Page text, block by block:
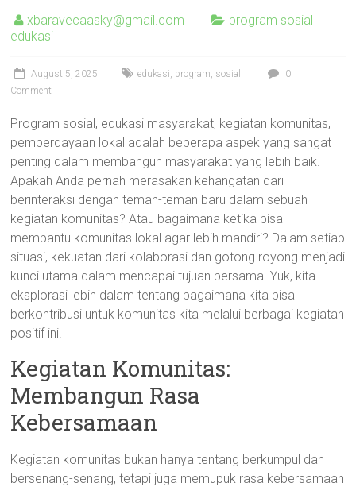
xbaravecaasky@gmail.com
program sosial
edukasi
August 5, 2025 edukasi, program, sosial
0
Comment
Program sosial, edukasi masyarakat, kegiatan komunitas,
pemberdayaan lokal adalah beberapa aspek yang sangat
penting dalam membangun masyarakat yang lebih baik.
Apakah Anda pernah merasakan kehangatan dari
berinteraksi dengan teman-teman baru dalam sebuah
kegiatan komunitas? Atau bagaimana ketika bisa
membantu komunitas lokal agar lebih mandiri? Dalam setiap
situasi, kekuatan dari kolaborasi dan gotong royong menjadi
kunci utama dalam mencapai tujuan bersama. Yuk, kita
eksplorasi lebih dalam tentang bagaimana kita bisa
berkontribusi untuk komunitas kita melalui berbagai kegiatan
positif ini!
Kegiatan Komunitas:
Membangun Rasa
Kebersamaan
Kegiatan komunitas bukan hanya tentang berkumpul dan
bersenang-senang, tetapi juga memupuk rasa kebersamaan